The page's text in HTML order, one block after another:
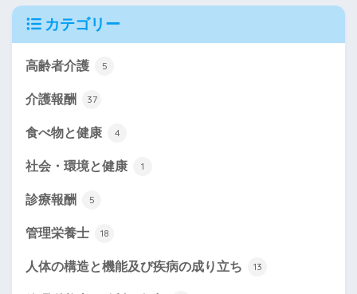
カテゴリー
高齢者介護 5
介護報酬 37
食べ物と健康 4
社会・環境と健康 1
診療報酬 5
管理栄養士 18
人体の構造と機能及び疾病の成り立ち 13